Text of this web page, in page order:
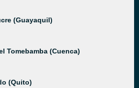
(Guayaquil)
Tomebamba (Cuenca)
(Quito)